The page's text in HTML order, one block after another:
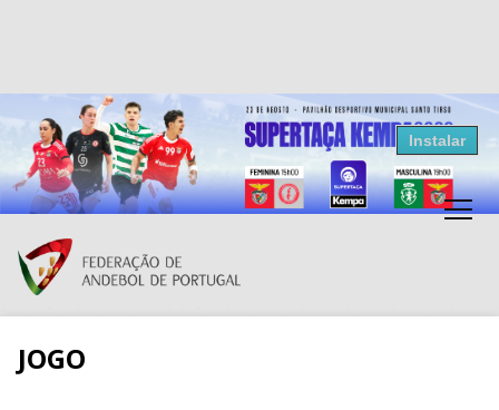
Resultados Andebol
Federação de Andebol de Portugal
Grátis - Disponivel na Play Store
Instalar
JOGO